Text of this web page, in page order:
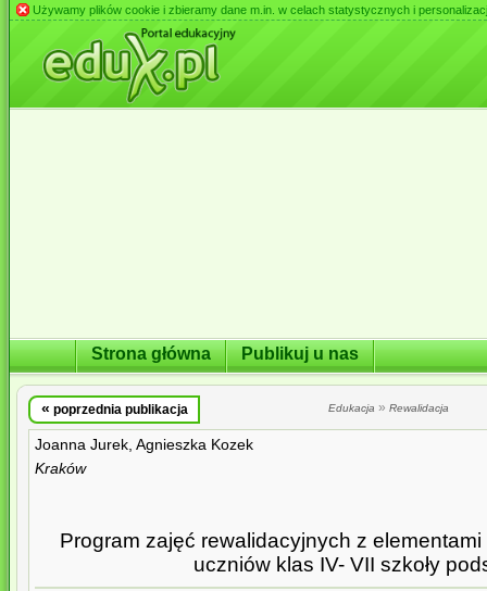
Używamy plików cookie i zbieramy dane m.in. w celach statystycznych i
Strona główna Publikuj u nas
« poprzednia publikacja Edukacja » Rewalidacja
Joanna Jurek, Agnieszka Kozek
Kraków
Program zajęć rewalidacyjnych z
uczniów klas IV- VII szkoły